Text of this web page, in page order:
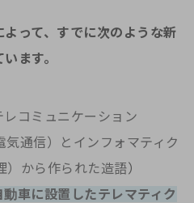
って、すでに次のような新
ます。
レコミュニケーション
通信）とインフォマティク
から作られた造語）
動車に設置したテレマティク